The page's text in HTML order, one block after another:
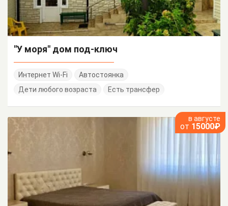
"У моря" дом под-ключ
Интернет Wi-Fi
Автостоянка
Дети любого возраста
Есть трансфер
в августе
от 15000₽